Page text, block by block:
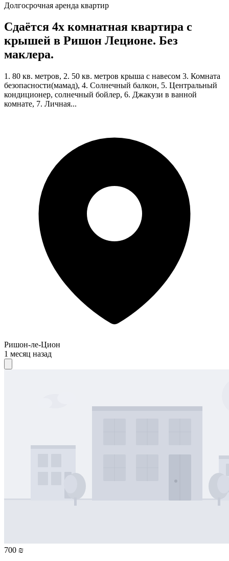
Долгосрочная аренда квартир
Сдаётся 4х комнатная квартира с
крышей в Ришон Леционе. Без
маклера.
1. 80 кв. метров, 2. 50 кв. метров крыша с навесом 3. Комната
безопасности(мамад), 4. Солнечный балкон, 5. Центральный
кондиционер, солнечный бойлер, 6. Джакузи в ванной
комнате, 7. Личная...
Ришон-ле-Цион
1 месяц назад
700 ₪